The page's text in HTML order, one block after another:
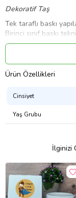
Dekoratif Taş
Tek taraflı baskı
Birinci sınıf baskı
Taş ve ahşap mini
Ürün Özellikleri
Cinsiyet
Yaş Grubu
İlginizi